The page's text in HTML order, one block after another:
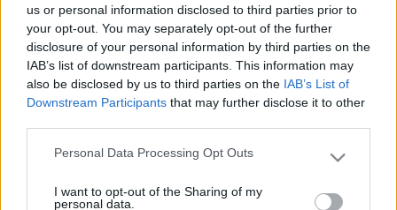
us or personal information disclosed to third parties prior to
your opt-out. You may separately opt-out of the further
disclosure of your personal information by third parties on the
IAB’s list of downstream participants. This information may
also be disclosed by us to third parties on the IAB’s List of
Downstream Participants that may further disclose it to other
Please note that this website/app uses one or more Google
not limited to your visit or usage behaviour. You may click to
Personal Data Processing Opt Outs
I want to opt-out of the Sharing of my
personal data.
angolo del piatto doccia c'è una lieve fessura grande come un
unghia, sicuramente provocata da una scatola in plastica che
tengo appunto nella doccia per tenere delle cose. Per il
momento ho utilizzato del nastro americano bianco, ma vorrei
riparare definitivamente e in modo più sicuro, senza smontare il
piatto doccia, con quel kit di resina che si trova nei brico, Mi
riparazione? Anticipatamente ringrazio!
< 1 >